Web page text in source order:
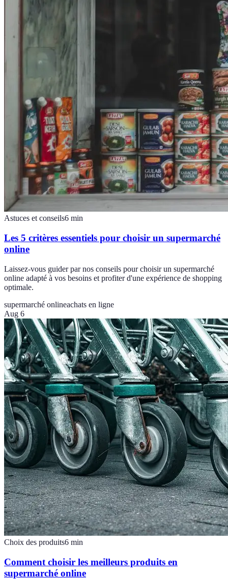
Astuces et conseils6 min
Les 5 critères essentiels pour choisir un supermarché
online
Laissez-vous guider par nos conseils pour choisir un supermarché
online adapté à vos besoins et profiter d'une expérience de shopping
optimale.
supermarché onlineachats en ligne
Aug 6
Choix des produits6 min
Comment choisir les meilleurs produits en
supermarché online